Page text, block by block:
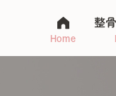
Home
整